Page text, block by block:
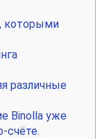
которыми
различные
Binolla уже
счёте.